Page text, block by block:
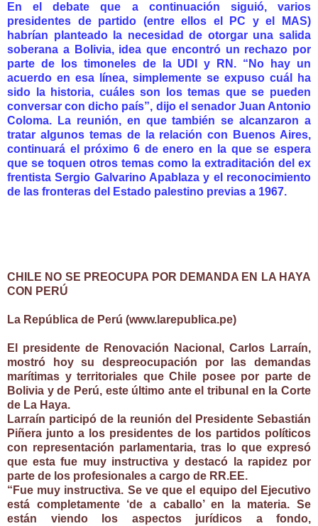
En el debate que a continuación siguió, varios
presidentes de partido (entre ellos el PC y el MAS)
habrían planteado la necesidad de otorgar una salida
soberana a Bolivia, idea que encontró un rechazo por
parte de los timoneles de la UDI y RN. “No hay un
acuerdo en esa línea, simplemente se expuso cuál ha
sido la historia, cuáles son los temas que se pueden
conversar con dicho país”, dijo el senador Juan Antonio
Coloma. La reunión, en que también se alcanzaron a
tratar algunos temas de la relación con Buenos Aires,
continuará el próximo 6 de enero en la que se espera
que se toquen otros temas como la extraditación del ex
frentista Sergio Galvarino Apablaza y el reconocimiento
de las fronteras del Estado palestino previas a 1967.
CHILE NO SE PREOCUPA POR DEMANDA EN LA HAYA
CON PERÚ
La República de Perú (www.larepublica.pe)
El presidente de Renovación Nacional, Carlos Larraín,
mostró hoy su despreocupación por las demandas
marítimas y territoriales que Chile posee por parte de
Bolivia y de Perú, este último ante el tribunal en la Corte
de La Haya.
Larraín participó de la reunión del Presidente Sebastián
Piñera junto a los presidentes de los partidos políticos
con representación parlamentaria, tras lo que expresó
que esta fue muy instructiva y destacó la rapidez por
parte de los profesionales a cargo de RR.EE.
“Fue muy instructiva. Se ve que el equipo del Ejecutivo
está completamente ‘de a caballo’ en la materia. Se
están viendo los aspectos jurídicos a fondo,